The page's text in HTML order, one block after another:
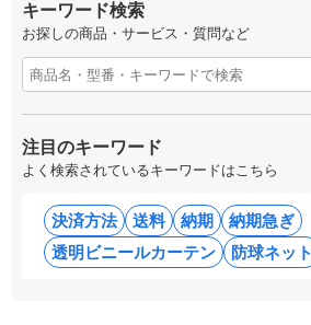
キーワード検索
お探しの商品・サービス・質問など
注目のキーワード
よく検索されているキーワードはこちら
決済方法 送料 納期
納期急ぎ
透明ビニールカーテン
防球ネット